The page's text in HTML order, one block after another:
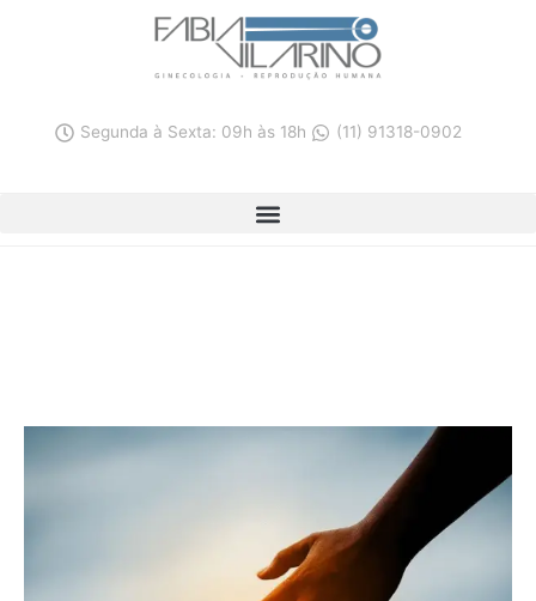
Segunda à Sexta: 09h às 18h
(11) 91318-0902